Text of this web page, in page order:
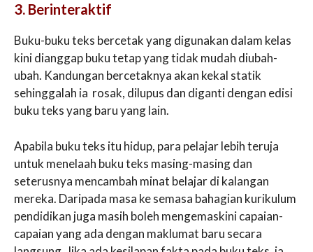
3. Berinteraktif
Buku-buku teks bercetak yang digunakan dalam kelas
kini dianggap buku tetap yang tidak mudah diubah-
ubah. Kandungan bercetaknya akan kekal statik
sehinggalah ia rosak, dilupus dan diganti dengan edisi
buku teks yang baru yang lain.
Apabila buku teks itu hidup, para pelajar lebih teruja
untuk menelaah buku teks masing-masing dan
seterusnya mencambah minat belajar di kalangan
mereka. Daripada masa ke semasa bahagian kurikulum
pendidikan juga masih boleh mengemaskini capaian-
capaian yang ada dengan maklumat baru secara